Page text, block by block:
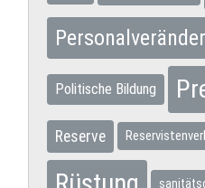
Politische Bildung
Reserve